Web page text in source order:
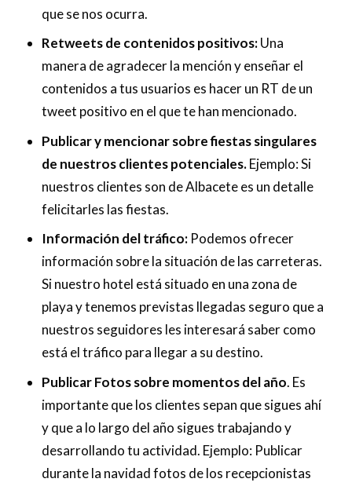
que se nos ocurra.
Retweets de contenidos positivos:Una
manera de agradecer la mención y enseñar el
contenidos a tus usuarios es hacer un RT de un
tweet positivo en el que te han mencionado.
Publicar y mencionar sobre fiestas singulares
de nuestros clientes potenciales.Ejemplo: Si
nuestros clientes son de Albacete es un detalle
felicitarles las fiestas.
Información del tráfico: Podemos ofrecer
información sobre la situación de las carreteras.
Si nuestro hotel está situado en una zona de
playa y tenemos previstas llegadas seguro que a
nuestros seguidores les interesará saber como
está el tráfico para llegar a su destino.
Publicar Fotos sobre momentos del año. Es
importante que los clientes sepan que sigues ahí
y que a lo largo del año sigues trabajando y
desarrollando tu actividad. Ejemplo: Publicar
durante la navidad fotos de los recepcionistas